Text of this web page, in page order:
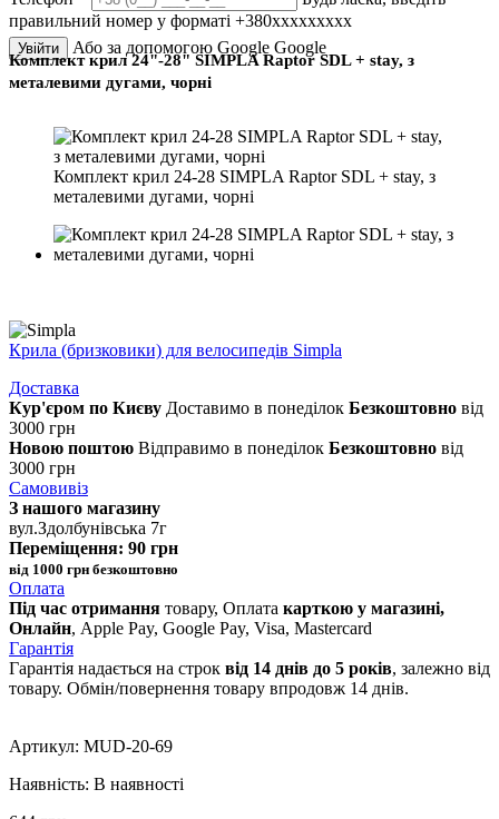
правильний номер у форматі +380ххххххххх
Увійти Або за допомогою Google Google
Комплект крил 24"-28" SIMPLA Raptor SDL + stay, з
металевими дугами, чорні
Комплект крил 24-28 SIMPLA Raptor SDL + stay, з
металевими дугами, чорні
Крила (бризковики) для велосипедів Simpla
Доставка
Кур'єром по Києву Доставимо в понеділок Безкоштовно від
3000 грн
Новою поштою Відправимо в понеділок Безкоштовно від
3000 грн
Самовивіз
З нашого магазину
вул.Здолбунівська 7г
Переміщення: 90 грн
від 1000 грн безкоштовно
Оплата
Під час отримання товару, Оплата карткою у магазині,
Онлайн, Apple Pay, Google Pay, Visa, Mastercard
Гарантія
Гарантія надається на строк від 14 днів до 5 років, залежно від
товару. Обмін/повернення товару впродовж 14 днів.
Артикул: MUD-20-69
Наявність: В наявності